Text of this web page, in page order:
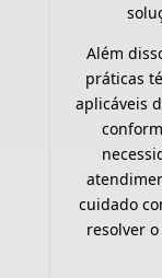
Além
práticas
aplicáveis
cuidado
resolver